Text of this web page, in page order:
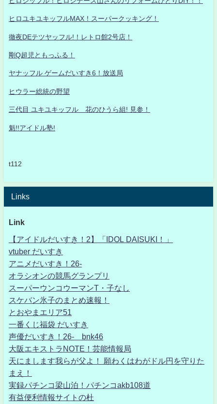
ヒロユキユキッフルMAX！スーパークッキング！
徹夜DEテツヤッフル!！レトロ館2号店！
剛Q超児ともっふる！
ヤナッフル ゲームだいすき6！放送局
ヒウラー総統の野望
三代目 ユキユキッフル 花のひうら組! 見参！
魁!!アイドル塾!
t112
Links
Link
【アイドルだいすき！2】「IDOL DAISUKI！」
vtuber だいすき
アニメだいすき！26-
オラシオンの競馬グランプリ
スーパーウンコウーマンT・子なし
スケバン氷子のまとめ速報！
とおやまエリア51
一番くじ福袋 だいすき
声優だいすき！26- bnk46
大阪エキストラNOTE！芸能情報局
天にまします我らが父よ！ 願わくはわがドル円を守りた
まえ！
実録パチンコ梁山泊！パチンコakb108道
有益便利情報サイトの杜